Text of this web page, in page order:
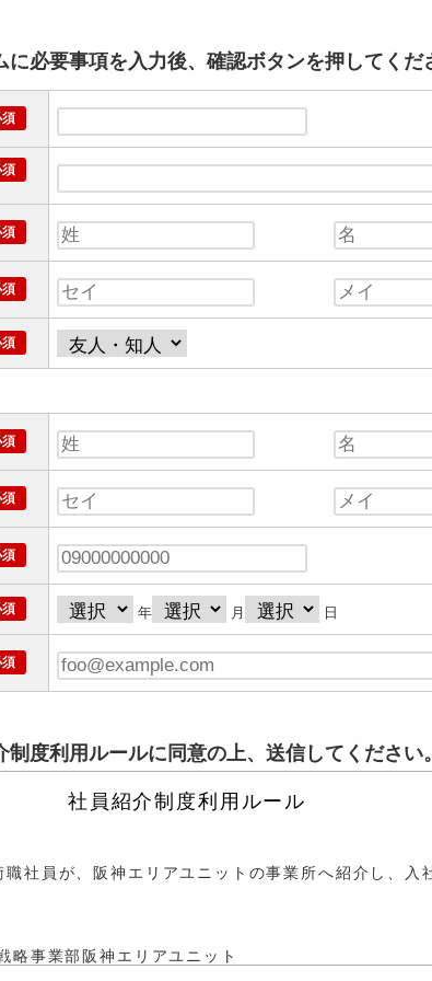
に必要事項を入力後、確認ボタンを押してくだ
年 月 日
制度利用ルールに同意の上、送信してください
社員紹介制度利用ルール
職社員が、阪神エリアユニットの事業所へ紹介し、入
略事業部阪神エリアユニット